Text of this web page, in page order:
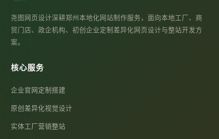
尧图网页设计深耕郑州本地化网站制作服务，面向本地工厂、商
贸门店、政企机构、初创企业定制差异化网页设计与整站开发方
案。
核心服务
企业官网定制搭建
原创差异化视觉设计
实体工厂营销整站